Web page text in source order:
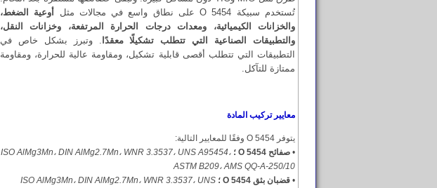
تُستخدم سبيكة 5454 O على نطاق واسع في مجالات مثل
أوعية الضغط،
والخزانات الكيميائية، ومعدات درجات الحرارة المرتفعة، وخزانات النقل،
والتطبيقات الصناعية التي تتطلب تشكيلًا معقدًا . وتبرز بشكل خاص في
التطبيقات التي تتطلب أقصى قابلية تشكيل، ومقاومة عالية للحرارة، ومقاومة
ممتازة للتآكل.
معايير تركيب المادة
يتوفر 5454 O وفقًا للمعايير التالية:
• صفائح 5454 O ؛
ISO AlMg3Mn، DIN AlMg2.7Mn، WNR 3.3537، UNS A95454،
ASTM B209، AMS QQ-A-250/10
• قضبان بثق 5454 O ؛
ISO AlMg3Mn، DIN AlMg2.7Mn، WNR 3.3537، UNS